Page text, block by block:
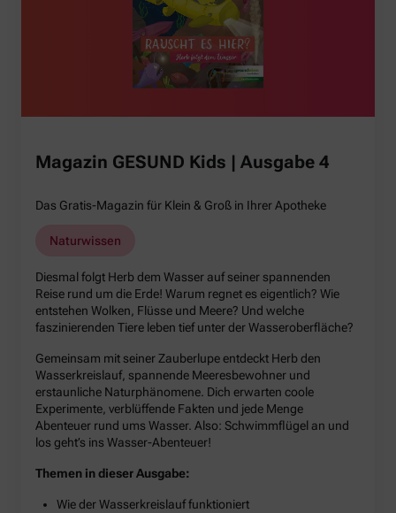
Magazin GESUND Kids | Ausgabe 4
Das Gratis-Magazin für Klein & Groß in Ihrer Apotheke
Naturwissen
Diesmal folgt Herb dem Wasser auf seiner spannenden
Reise rund um die Erde! Warum regnet es eigentlich? Wie
entstehen Wolken, Flüsse und Meere? Und welche
faszinierenden Tiere leben tief unter der Wasseroberfläche?
Gemeinsam mit seiner Zauberlupe entdeckt Herb den
Wasserkreislauf, spannende Meeresbewohner und
erstaunliche Naturphänomene. Dich erwarten coole
Experimente, verblüffende Fakten und jede Menge
Abenteuer rund ums Wasser. Also: Schwimmflügel an und
los geht’s ins Wasser-Abenteuer!
Themen in dieser Ausgabe:
Wie der Wasserkreislauf funktioniert